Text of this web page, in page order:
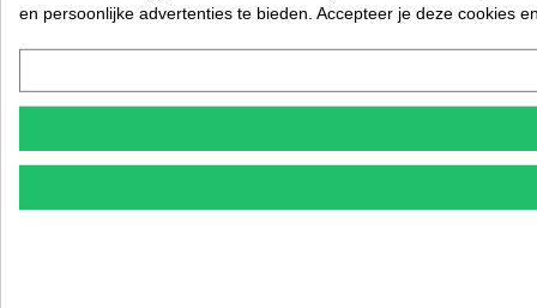
en persoonlijke advertenties te bieden. Accepteer je deze cookies